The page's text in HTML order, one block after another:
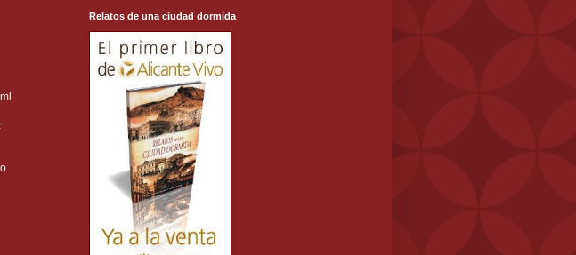
Relatos de una ciudad dormida